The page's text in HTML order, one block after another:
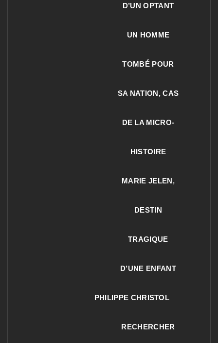
D’UN OPTANT
UN HOMME
TOMBÉ POUR
SA NATION, CAS
DE LA MICRO-
HISTOIRE
MARIE JELEN,
DESTIN
TRAGIQUE
D’UNE ENFANT
PHILIPPE CHRISTOL
RECHERCHER